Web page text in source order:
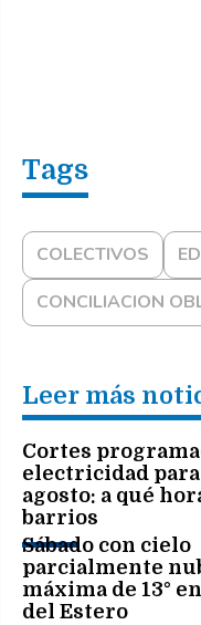
COLECTIVOS
CONCILIACION
Leer más
Cortes
electricidad para
agosto: a qué
barrios
Sábado con cielo
parcialmente
máxima de 13°
del Estero